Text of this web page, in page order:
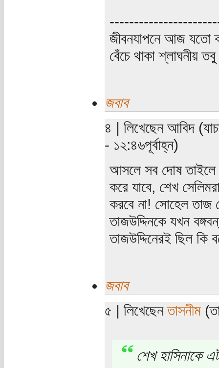
জীবনযাপনে আজ যতো
বেঁচে থাকা শ্লাঘনীয়
জবাব
৪ | লিখেছেন আবিদ
- ১২:৪৬পূর্বাহ্ন)
আসলে সব দোষ তাইলে
করে যাবে, শেখ
করবে না! সোহেল
তাজউদ্দিনকে যখন
তাজউদ্দিনেরই ছিল কি
জবাব
৫ | লিখেছেনতাসনীম
শেখ হাসিনাকে